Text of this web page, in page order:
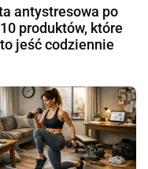
antystresowa po
produktów, które
jeść codziennie